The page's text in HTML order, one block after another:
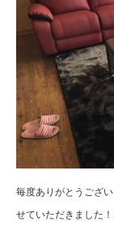
毎度ありがとうござ
せていただきました